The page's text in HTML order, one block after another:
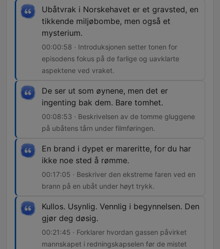
Ubåtvrak i Norskehavet er et gravsted, en
tikkende miljøbombe, men også et
mysterium.
00:00:58 · Introduksjonen setter tonen for
episodens fokus på de farlige og uavklarte
aspektene ved vraket.
De ser ut som øynene, men det er
ingenting bak dem. Bare tomhet.
00:08:53 · Beskrivelsen av de tomme gluggene
på ubåtens tårn under filmføringen.
En brand i dypet er mareritte, for du har
ikke noe sted å rømme.
00:17:05 · Beskriver den ekstreme faren ved en
brann på en ubåt under høyt trykk.
Kullos. Usynlig. Vennlig i begynnelsen. Den
gjør deg døsig.
00:21:45 · Forklarer hvordan gassen påvirket
mannskapet i redningskapselen før de mistet